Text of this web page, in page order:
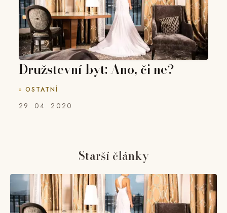
Družstevní byt: Ano, či ne?
OSTATNÍ
29. 04. 2020
Starší články